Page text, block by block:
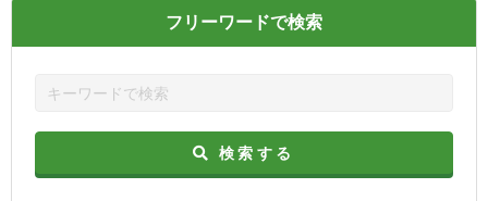
フリーワードで検索
検索する